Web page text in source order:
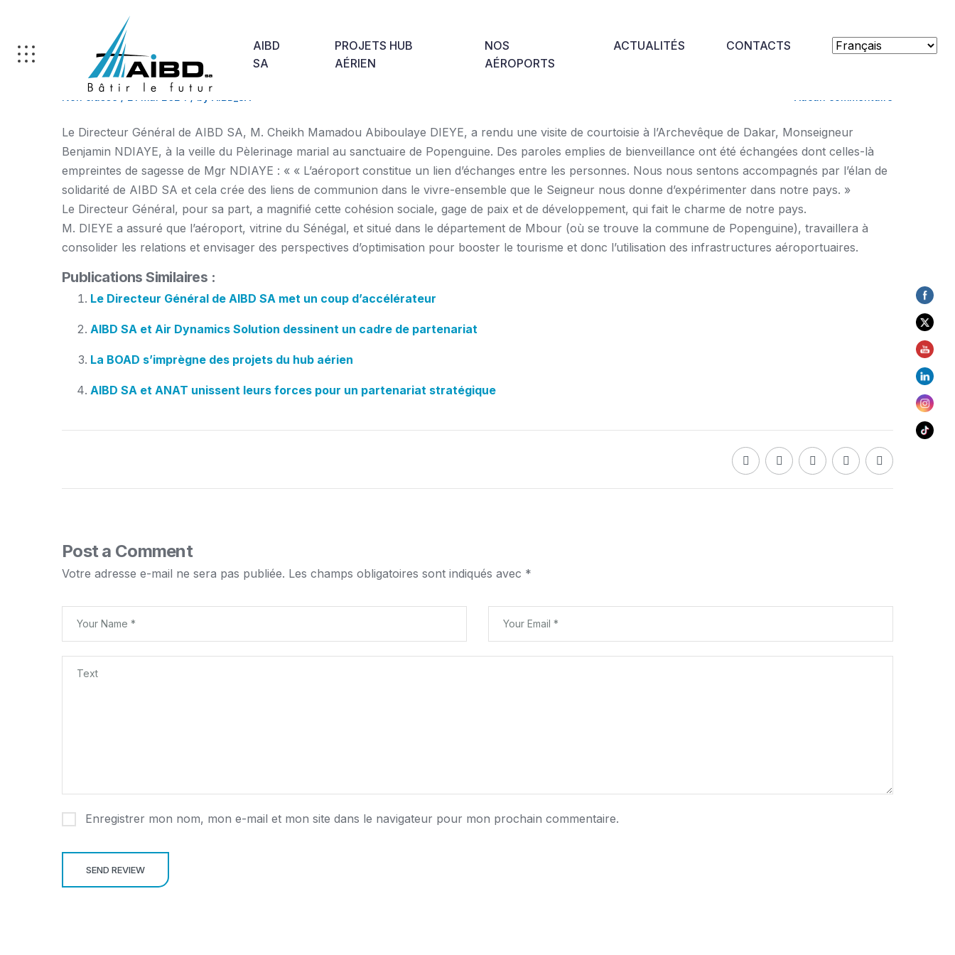
AIBD
SA
PROJETS HUB
AÉRIEN
NOS
AÉROPORTS
ACTUALITÉS CONTACTS
Le Directeur Général de AIBD SA, M. Cheikh Mamadou Abiboulaye DIEYE, a rendu une visite de courtoisie à l’Archevêque de Dakar, Monseigneur
Benjamin NDIAYE, à la veille du Pèlerinage marial au sanctuaire de Popenguine. Des paroles emplies de bienveillance ont été échangées dont celles-là
empreintes de sagesse de Mgr NDIAYE : « « L’aéroport constitue un lien d’échanges entre les personnes. Nous nous sentons accompagnés par l’élan de
solidarité de AIBD SA et cela crée des liens de communion dans le vivre-ensemble que le Seigneur nous donne d’expérimenter dans notre pays. »
Le Directeur Général, pour sa part, a magnifié cette cohésion sociale, gage de paix et de développement, qui fait le charme de notre pays.
M. DIEYE a assuré que l’aéroport, vitrine du Sénégal, et situé dans le département de Mbour (où se trouve la commune de Popenguine), travaillera à
consolider les relations et envisager des perspectives d’optimisation pour booster le tourisme et donc l’utilisation des infrastructures aéroportuaires.
Publications Similaires :
Le Directeur Général de AIBD SA met un coup d’accélérateur
AIBD SA et Air Dynamics Solution dessinent un cadre de partenariat
La BOAD s’imprègne des projets du hub aérien
AIBD SA et ANAT unissent leurs forces pour un partenariat stratégique
Post a Comment
Votre adresse e-mail ne sera pas publiée. Les champs obligatoires sont indiqués avec *
Enregistrer mon nom, mon e-mail et mon site dans le navigateur pour mon prochain commentaire.